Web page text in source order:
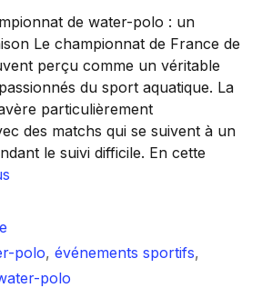
de water-polo : un
Le championnat de France de
perçu comme un véritable
du sport aquatique. La
particulièrement
des matchs qui se suivent à un
le suivi difficile. En cette
polo, événements sportifs,
polo